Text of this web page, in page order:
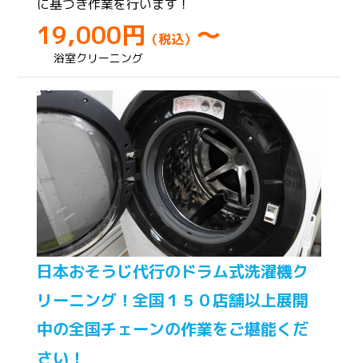
に基づき作業を行います！
19,000円 （税込） ～
浴室クリーニング
日本おそうじ代行のドラム式洗濯機ク
リーニング！全国１５０店舗以上展開
中の全国チェーンの作業をご堪能くだ
さい！